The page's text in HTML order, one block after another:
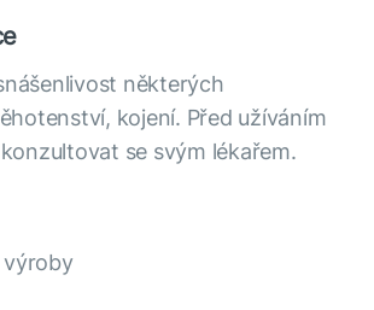
některých
kojení. Před užíváním
se svým lékařem.
výroby